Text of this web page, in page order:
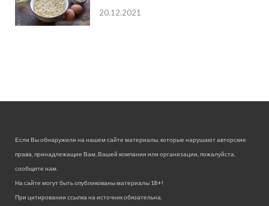
20.12.2021
Если Вы обнаружили на нашем сайте материалы, которые нарушают авторские
права, принадлежащие Вам, Вашей компании или организации, пожалуйста,
сообщите нам.
На сайте могут быть опубликованы материалы 18+!
При цитировании ссылка на источник обязательна.